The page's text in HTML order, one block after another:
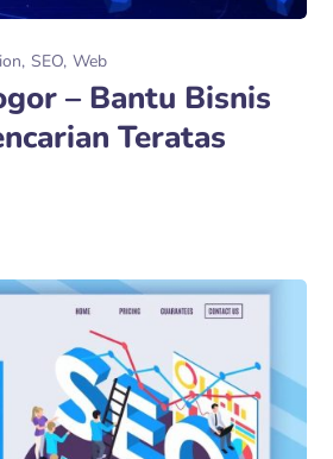
SEO Web
– Bantu Bisnis
Teratas